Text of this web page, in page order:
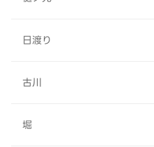
日渡り
古川
堀